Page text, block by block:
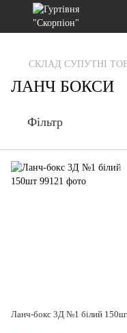
gtag('js', new Date());
СКЛАД СУПУТНІ
ЛАНЧ БОКСИ
Фільтр
Ланч-бокс 3Д №1 білий